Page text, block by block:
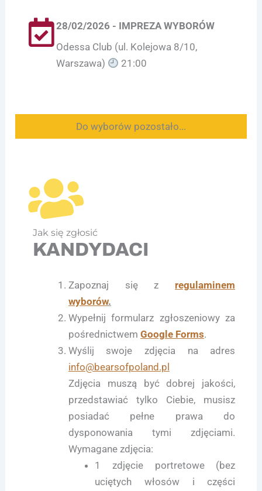
28/02/2026 - IMPREZA WYBORÓW
Odessa Club (ul. Kolejowa 8/10,
Warszawa)
21:00
Do wyborów pozostało...
Jak się zgłosić
KANDYDACI
Zapoznaj się z regulaminem
wyborów.
Wypełnij formularz zgłoszeniowy za
pośrednictwem Google Forms.
Wyślij swoje zdjęcia na adres
info@bearsofpoland.pl
Zdjęcia muszą być dobrej jakości,
przedstawiać tylko Ciebie, musisz
posiadać pełne prawa do
dysponowania tymi zdjęciami.
Wymagane zdjęcia:
1 zdjęcie portretowe (bez
uciętych włosów i części